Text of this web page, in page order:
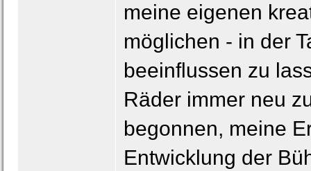
meine eigenen
möglichen - in der
beeinflussen zu
Räder immer neu
begonnen, meine
Entwicklung der